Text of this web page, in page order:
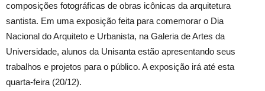
composições fotográficas de obras icônicas da arquitetura
santista. Em uma exposição feita para comemorar o Dia
Nacional do Arquiteto e Urbanista, na Galeria de Artes da
Universidade, alunos da Unisanta estão apresentando seus
trabalhos e projetos para o público. A exposição irá até esta
quarta-feira (20/12).